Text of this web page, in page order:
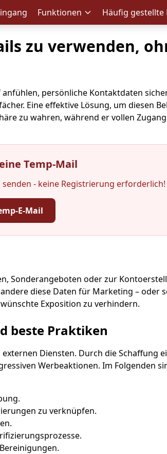
Funktionen Häufig gestellte
zu verwenden,
persönliche Kontaktdaten
Eine effektive Lösung, um diesen
zu wahren, während er vollen
Temp-Mail
- keine Registrierung erforderlich!
E-Mail
Mail-Adresse:
Kopieren QR
in15Sekunden
Sonderangeboten oder zur
diese Daten für Marketing – oder
Exposition zu verhindern.
beste Praktiken
Diensten. Durch die Schaffung
Werbeaktionen. Im Folgenden
zu verknüpfen.